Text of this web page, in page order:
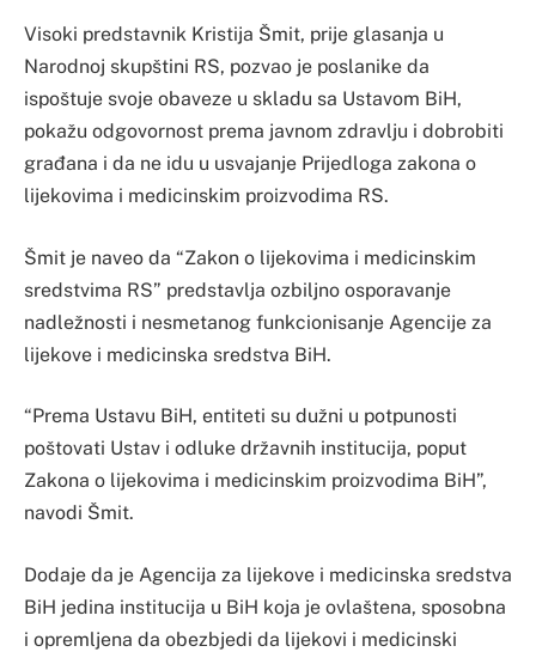
Visoki predstavnik Kristija Šmit, prije glasanja u
Narodnoj skupštini RS, pozvao je poslanike da
ispoštuje svoje obaveze u skladu sa Ustavom BiH,
pokažu odgovornost prema javnom zdravlju i dobrobiti
građana i da ne idu u usvajanje Prijedloga zakona o
lijekovima i medicinskim proizvodima RS.
Šmit je naveo da “Zakon o lijekovima i medicinskim
sredstvima RS” predstavlja ozbiljno osporavanje
nadležnosti i nesmetanog funkcionisanje Agencije za
lijekove i medicinska sredstva BiH.
“Prema Ustavu BiH, entiteti su dužni u potpunosti
poštovati Ustav i odluke državnih institucija, poput
Zakona o lijekovima i medicinskim proizvodima BiH”,
navodi Šmit.
Dodaje da je Agencija za lijekove i medicinska sredstva
BiH jedina institucija u BiH koja je ovlaštena, sposobna
i opremljena da obezbjedi da lijekovi i medicinski